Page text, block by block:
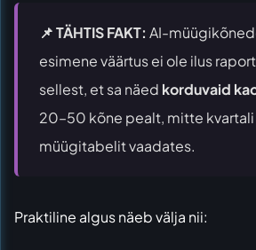
📌 TÄHTIS FAKT: AI-
esimene väärtus ei ole ilus
sellest, et sa näed korduvaid
20–50 kõne pealt, mitte
müügitabelit vaadates.
Praktiline algus näeb välja nii: